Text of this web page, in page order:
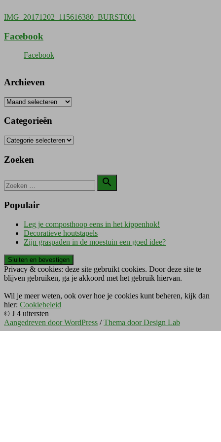
Bericht
navigatie
IMG_20171202_115616380_BURST001
Facebook
Facebook
Archieven
Archieven
Categorieën
Categorieën
Zoeken
naar:

Zoeken
Populair
Leg je composthoop eens in het kippenhok!
Decoratieve houtstapels
Zijn graspaden in de moestuin een goed idee?
Privacy & cookies: deze site gebruikt cookies. Door deze site te
blijven gebruiken, ga je akkoord met het gebruik hiervan.
Wil je meer weten, ook over hoe je cookies kunt beheren, kijk dan
hier: Cookiebeleid
© J 4 uitersten
Aangedreven door WordPress /Thema door Design Lab